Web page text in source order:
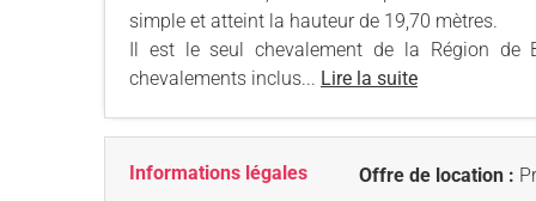
simple et atteint la hauteur de 19,70 mètres.
Il est le seul chevalement de la Région de
chevalements inclus... Lire la suite
Informations légales Offre de location :